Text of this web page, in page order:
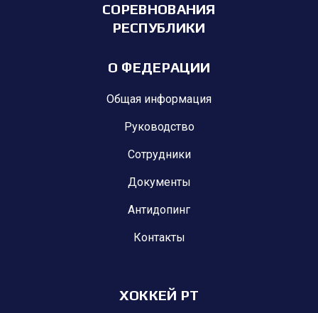
СОРЕВНОВАНИЯ
РЕСПУБЛИКИ
О ФЕДЕРАЦИИ
Общая информация
Руководство
Сотрудники
Документы
Антидопинг
Контакты
ХОККЕЙ РТ